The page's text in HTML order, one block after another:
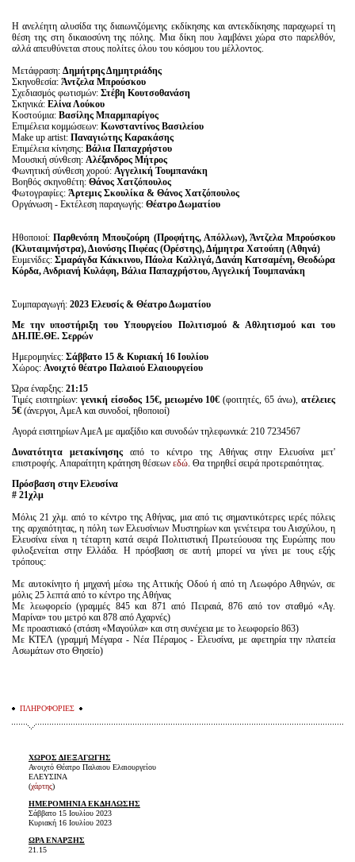
Η ανελέητη αλυσίδα της διαιωνιζόμενης εκδίκησης και αντεκδίκησης παραχωρεί τη
θέση της στη δικαιοσύνη της πόλης. Μια δίκη που λαμβάνει χώρα στο παρελθόν,
αλλά απευθύνεται στους πολίτες όλου του κόσμου του μέλλοντος.
Μετάφραση: Δημήτρης Δημητριάδης
Σκηνοθεσία: Άντζελα Μπρούσκου
Σχεδιασμός φωτισμών: Στέβη Κουτσοθανάση
Σκηνικά: Ελίνα Λούκου
Κοστούμια: Βασίλης Μπαρμπαρίγος
Επιμέλεια κομμώσεων: Κωνσταντίνος Βασιλείου
Make up artist: Παναγιώτης Καρακάσης
Επιμέλεια κίνησης: Βάλια Παπαχρήστου
Μουσική σύνθεση: Αλέξανδρος Μήτρος
Φωνητική σύνθεση χορού: Αγγελική Τουμπανάκη
Bοηθός σκηνοθέτη: Θάνος Χατζόπουλος
Φωτογραφίες: Άρτεμις Σκουλίκα & Θάνος Χατζόπουλος
Οργάνωση - Εκτέλεση παραγωγής: Θέατρο Δωματίου
Ηθοποιοί:Παρθενόπη Μπουζούρη (Προφήτης, Απόλλων), Άντζελα Μπρούσκου
(Κλυταιμνήστρα), Διονύσης Πιφέας (Ορέστης), Δήμητρα Χατούπη (Αθηνά)
Ευμενίδες: Σμαράγδα Κάκκινου, Πάολα Καλλιγά, Δανάη Κατσαμένη, Θεοδώρα
Κόρδα, Ανδριανή Κυλάφη, Βάλια Παπαχρήστου, Αγγελική Τουμπανάκη
Συμπαραγωγή: 2023 Ελευσίς & Θέατρο Δωματίου
Με την υποστήριξη του Υπουργείου Πολιτισμού & Αθλητισμού και του
ΔΗ.ΠΕ.ΘΕ. Σερρών
Ημερομηνίες: Σάββατο 15 & Κυριακή 16 Ιουλίου
Χώρος: Ανοιχτό θέατρο Παλαιού Ελαιουργείου
Ώρα έναρξης: 21:15
Τιμές εισιτηρίων: γενική είσοδος 15€, μειωμένο 10€(φοιτητές, 65 άνω),ατέλειες
5€ (άνεργοι, ΑμεΑ και συνοδοί, ηθοποιοί)
Αγορά εισιτηρίων ΑμεΑ με αμαξίδιο και συνοδών τηλεφωνικά: 210 7234567
Δυνατότητα μετακίνησηςαπό το κέντρο της Αθήνας στην Ελευσίνα μετ'
επιστροφής. Απαραίτητη κράτηση θέσεων εδώ. Θα τηρηθεί σειρά προτεραιότητας.
Πρόσβαση στην Ελευσίνα
# 21χλμ
Μόλις 21 χλμ. από το κέντρο της Αθήνας, μια από τις σημαντικότερες ιερές πόλεις
της αρχαιότητας, η πόλη των Ελευσίνιων Μυστηρίων και γενέτειρα του Αισχύλου, η
Ελευσίνα είναι η τέταρτη κατά σειρά Πολιτιστική Πρωτεύουσα της Ευρώπης που
φιλοξενείται στην Ελλάδα. Η πρόσβαση σε αυτή μπορεί να γίνει με τους εξής
τρόπους:
Με αυτοκίνητο ή μηχανή μέσω της Αττικής Οδού ή από τη Λεωφόρο Αθηνών, σε
μόλις 25 λεπτά από το κέντρο της Αθήνας
Με λεωφορείο (γραμμές 845 και 871 από Πειραιά, 876 από τον σταθμό «Αγ.
Μαρίνα» του μετρό και 878 από Αχαρνές)
Με προαστιακό (στάση «Μαγούλα» και στη συνέχεια με το λεωφορείο 863)
Με ΚΤΕΛ (γραμμή Μέγαρα - Νέα Πέραμος - Ελευσίνα, με αφετηρία την πλατεία
Ασωμάτων στο Θησείο)
ΠΛΗΡΟΦΟΡΙΕΣ
ΧΩΡΟΣ ΔΙΕΞΑΓΩΓΗΣ
Ανοιχτό Θέατρο Παλαιου Ελαιουργείου
ΕΛΕΥΣΙΝΑ
(χάρτης)
ΗΜΕΡΟΜΗΝΙΑ ΕΚΔΗΛΩΣΗΣ
Σάββατο 15 Ιουλίου 2023
Κυριακή 16 Ιουλίου 2023
ΩΡΑ ΕΝΑΡΞΗΣ
21.15